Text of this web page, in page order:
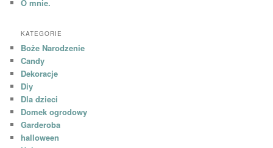
O mnie.
KATEGORIE
Boże Narodzenie
Candy
Dekoracje
Diy
Dla dzieci
Domek ogrodowy
Garderoba
halloween